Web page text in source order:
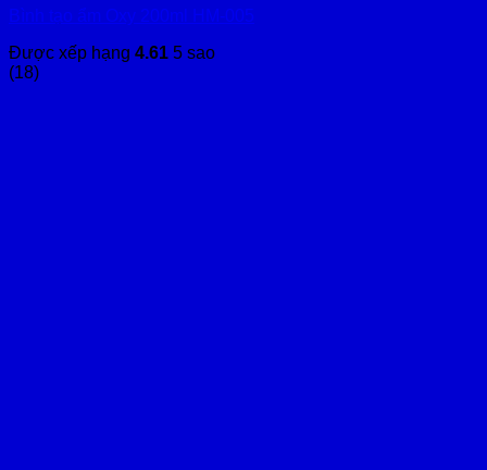
Bình tạo ẩm Oxy 200ml HM-005
Được xếp hạng 4.61 5 sao
(18)